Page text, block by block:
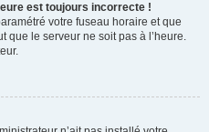
est toujours incorrecte !
votre fuseau horaire et que
que le serveur ne soit pas à l’heure.